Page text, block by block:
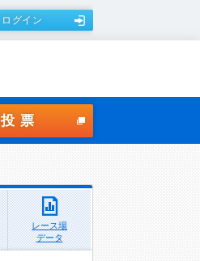
ログイン
投票
レース場
データ